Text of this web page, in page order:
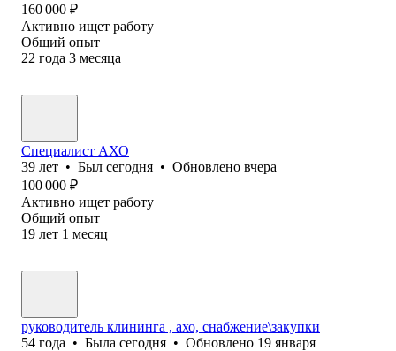
160 000 ₽
Активно ищет работу
Общий опыт
22 года 3 месяца
Специалист АХО
39 лет • Был сегодня • Обновлено вчера
100 000 ₽
Активно ищет работу
Общий опыт
19 лет 1 месяц
руководитель клининга , ахо, снабжение\закупки
54 года • Была сегодня • Обновлено 19 января